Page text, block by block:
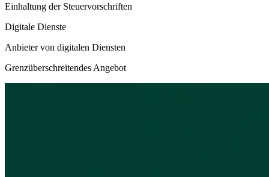
Einhaltung der Steuervorschriften
Digitale Dienste
Anbieter von digitalen Diensten
Grenzüberschreitendes Angebot